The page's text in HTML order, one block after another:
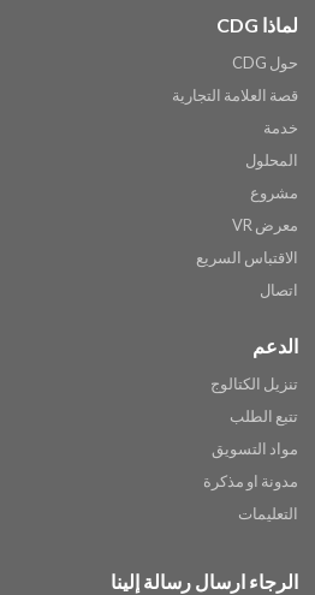
لماذا CDG
حول CDG
قصة العلامة التجارية
خدمة
المحلول
مشروع
معرض VR
الاقتباس السريع
اتصال
الدعم
تنزيل الكتالوج
تتبع الطلب
مواد التسويق
مدونة او مذكرة
التعليمات
الرجاء ارسال رسالة إلينا